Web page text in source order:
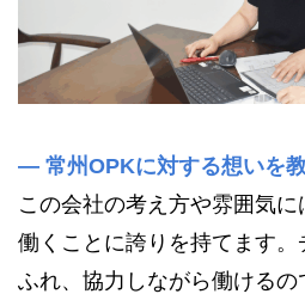
— 常州OPKに対する想いを
この会社の考え方や雰囲気に
働くことに誇りを持てます
ふれ、協力しながら働ける